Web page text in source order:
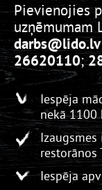
Pievienojies
uzņēmumam
darbs@lido.lv
26620110;
Iespēja
nekā 1100
restorānos
Iespēja